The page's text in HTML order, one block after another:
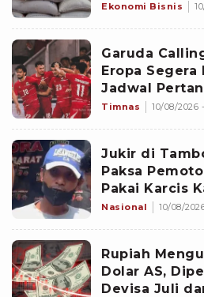
Ekonomi Bisnis
Garuda
Eropa Segera
Jadwal
Indonesia di
Timnas 10/08/2026
Jukir di
Paksa
Pakai Karcis
Berujung
Nasional 10/08/
Rupiah
Dolar AS,
Devisa Juli